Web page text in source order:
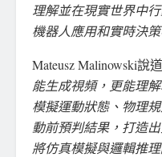
理解並在現實世界中
機器人應用和實時決策
Mateusz Malinowski說道
能生成視頻，更能理
模擬運動狀態、物理
動前預判結果，打造
將仿真模擬與邏輯推